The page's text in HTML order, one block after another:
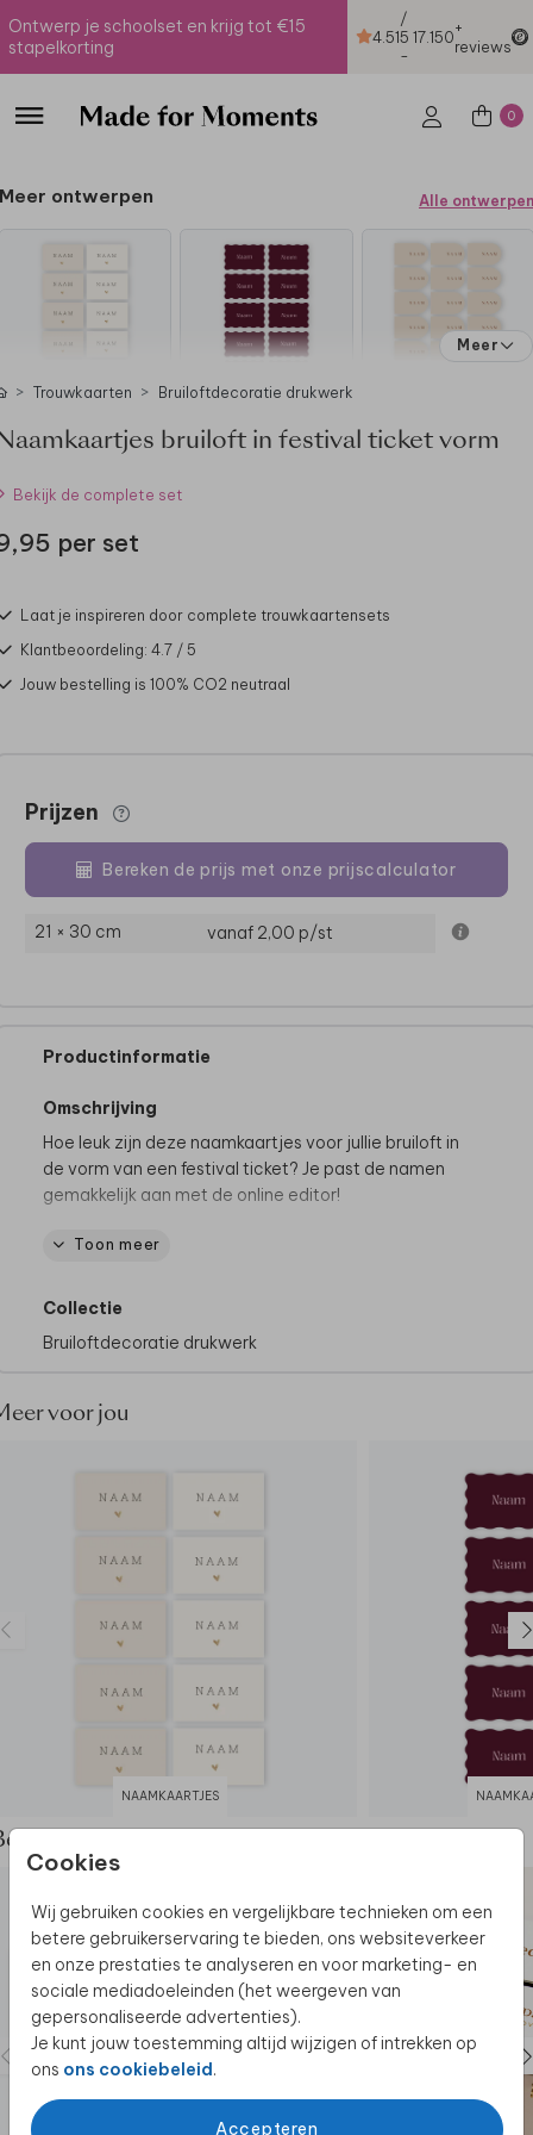
Ontwerp je schoolset en krijg tot €15
stapelkorting
4.51
/
5
-
17.150+
reviews
0
Cookies
Wij gebruiken cookies en vergelijkbare technieken om een
betere gebruikerservaring te bieden, ons websiteverkeer
en onze prestaties te analyseren en voor marketing- en
sociale mediadoeleinden (het weergeven van
gepersonaliseerde advertenties).
Je kunt jouw toestemming altijd wijzigen of intrekken op
ons ons cookiebeleid.
Accepteren
Meer ontwerpen Alle ontwerpen
Meer
Trouwkaarten Bruiloftdecoratie drukwerk
bruiloft in festival ticket vorm
Bekijk de complete set
per set
Laat je inspireren door complete trouwkaartensets
Klantbeoordeling: 4.7 / 5
Jouw bestelling is 100% CO2 neutraal
Prijzen
Bereken de prijs met onze prijscalculator
21 × 30 cm vanaf 2,00 p/st
Productinformatie
Omschrijving
Hoe leuk zijn deze naamkaartjes voor jullie bruiloft in
de vorm van een festival ticket? Je past de namen
gemakkelijk aan met de online editor!
De hele collectie bekijken? Je vindt
• 10 stuks per vel
• Enkelzijdig bedrukt
• Ook mogelijk met foliedruk
• Zet de kaartjes op tafel met een
• Gebruik de naamkaartjes ook tijdens jullie
ceremonie als plaatskaartjes.
Deze kaart maakt deel uit van
Toon meer
Collectie
Bruiloftdecoratie drukwerk
voor jou
NAAMKAARTJES
de complete set